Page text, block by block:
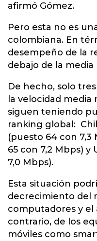
afirmó Gómez.
Pero esta no es
colombiana. En
desempeño de la
debajo de la media
De hecho, solo
la velocidad
siguen teniendo
ranking global:
(puesto 64 con 7,3
65 con 7,2 Mbps)
7,0 Mbps).
Esta situación
decrecimiento del
computadores y el
contrario, de los
móviles como